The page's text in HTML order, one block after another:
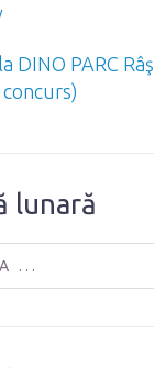
DINO PARC
lunară
...